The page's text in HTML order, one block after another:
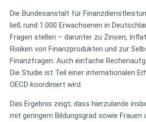
Die Bundesanstalt für
ließ rund 1.000 Erwachsenen in
Fragen stellen – darunter zu Zinsen,
Risiken von Finanzprodukten und zur
Finanzfragen. Auch einfache
Die Studie ist Teil einer internationalen
OECD koordiniert wird.
Das Ergebnis zeigt, dass hierzulande
mit geringem Bildungsgrad sowie Frauen